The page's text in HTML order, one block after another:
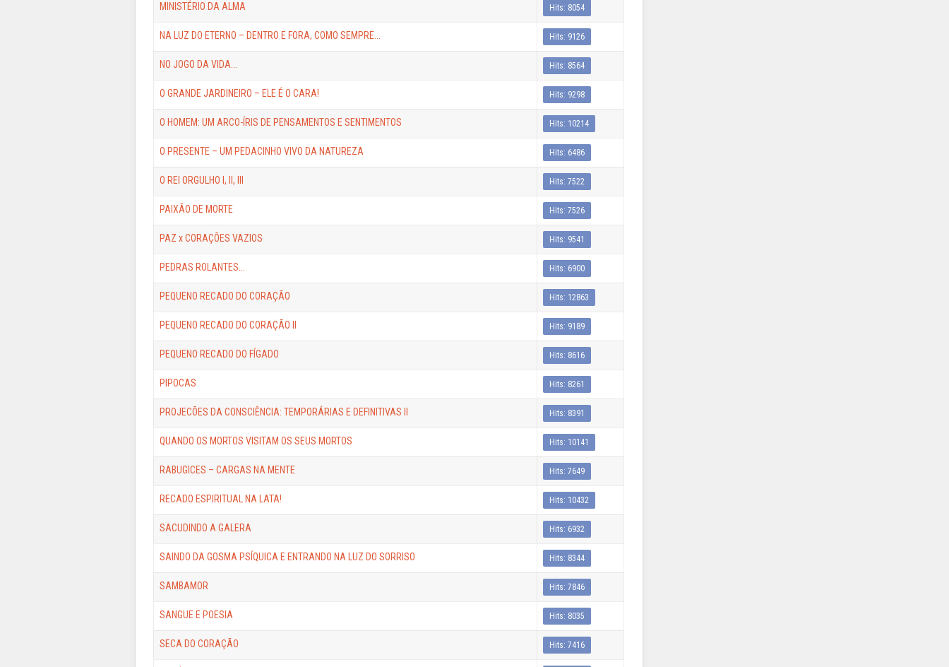
MINISTÉRIO DA ALMA Hits: 8054
NA LUZ DO ETERNO – DENTRO E FORA, COMO SEMPRE... Hits: 9126
NO JOGO DA VIDA... Hits: 8564
O GRANDE JARDINEIRO – ELE É O CARA! Hits: 9298
O HOMEM: UM ARCO-ÍRIS DE PENSAMENTOS E SENTIMENTOS Hits: 10214
O PRESENTE – UM PEDACINHO VIVO DA NATUREZA Hits: 6486
O REI ORGULHO I, II, III Hits: 7522
PAIXÃO DE MORTE Hits: 7526
PAZ x CORAÇÕES VAZIOS Hits: 9541
PEDRAS ROLANTES... Hits: 6900
PEQUENO RECADO DO CORAÇÃO Hits: 12863
PEQUENO RECADO DO CORAÇÃO II Hits: 9189
PEQUENO RECADO DO FÍGADO Hits: 8616
PIPOCAS Hits: 8261
PROJECÕES DA CONSCIÊNCIA: TEMPORÁRIAS E DEFINITIVAS II Hits: 8391
QUANDO OS MORTOS VISITAM OS SEUS MORTOS Hits: 10141
RABUGICES – CARGAS NA MENTE Hits: 7649
RECADO ESPIRITUAL NA LATA! Hits: 10432
SACUDINDO A GALERA Hits: 6932
SAINDO DA GOSMA PSÍQUICA E ENTRANDO NA LUZ DO SORRISO Hits: 8344
SAMBAMOR Hits: 7846
SANGUE E POESIA Hits: 8035
SECA DO CORAÇÃO Hits: 7416